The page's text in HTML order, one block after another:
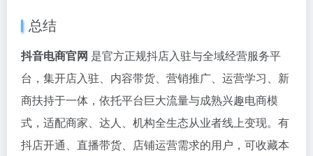
总结
抖音电商官网 是官方正规抖店入驻与全域经营服务平
台，集开店入驻、内容带货、营销推广、运营学习、新
商扶持于一体，依托平台巨大流量与成熟兴趣电商模
式，适配商家、达人、机构全生态从业者线上变现。有
抖店开通、直播带货、店铺运营需求的用户，可收藏本